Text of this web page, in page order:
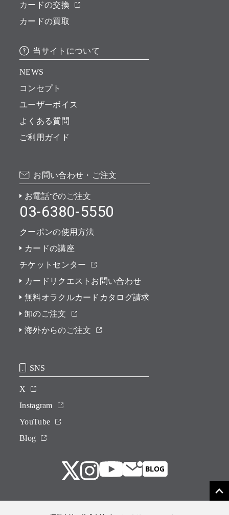
カードの交換
カードの買取
当サイトについて
NEWS
コンセプト
ユーザーボイス
よくある質問
ご利用ガイド
お問い合わせ・ご注文
お電話でのご注文
03-6380-5550
クーポンの使用方法
カードの講座
チケットセンター
カードリクエストお問い合わせ
無料オラクルカードカタログ請求
卸のご注文
海外からのご注文
SNS
X
Instagram
YouTube
Blog